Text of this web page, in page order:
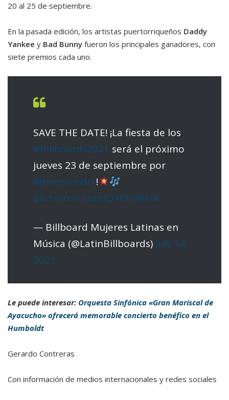
20 al 25 de septiembre.
En la pasada edición, los artistas puertorriqueños Daddy
Yankee y Bad Bunny fueron los principales ganadores, con
siete premios cada uno.
SAVE THE DATE! ¡La fiesta de los
#Billboards2021 será el próximo
jueves 23 de septiembre por
@telemundo !
pic.twitter.com/QYEPsWsiik
— Billboard Mujeres Latinas en
Música (@LatinBillboards) July 14,
2021
Le puede interesar: Orquesta Sinfónica «Gran Mariscal de
Ayacucho» ofrecerá memorable concierto benéfico en el
Humboldt
Gerardo Contreras
Con información de medios internacionales y redes sociales